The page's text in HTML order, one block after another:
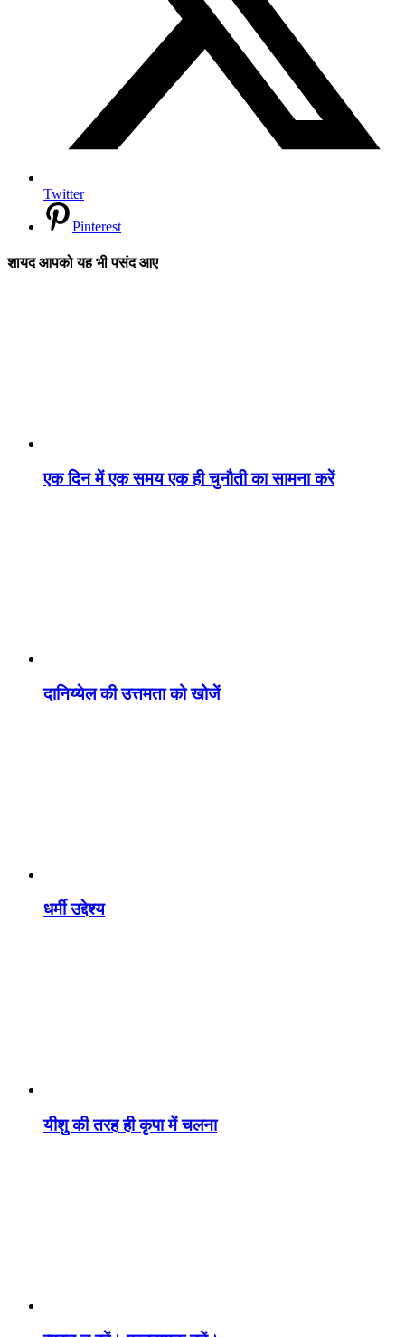
Twitter
Pinterest
शायद आपको यह भी पसंद आए
एक दिन में एक समय एक ही चुनौती का सामना करें
दानिय्येल की उत्तमता को खोजें
धर्मी उद्देश्य
यीशु की तरह ही कृपा में चलना